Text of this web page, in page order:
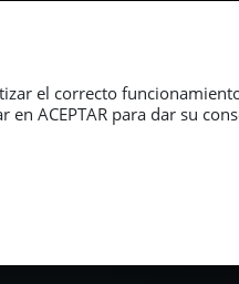
el correcto
ACEPTAR para dar su